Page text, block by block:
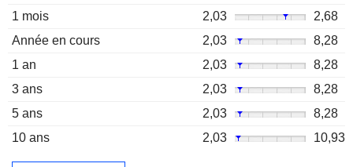
1 mois
2,03
2,68
Année en cours
2,03
8,28
1 an
2,03
8,28
3 ans
2,03
8,28
5 ans
2,03
8,28
10 ans
2,03 10,93